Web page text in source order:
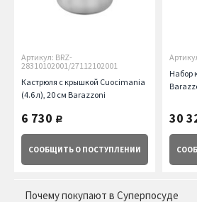
Артикул: BRZ-
28310102001/27112102001
Кастрюля с крышкой Cuocimania
(4.6 л), 20 см Barazzoni
6 730 руб.
СООБЩИТЬ О ПОСТУПЛЕНИИ
Набор
30
Почему покупают в Суперпосуде